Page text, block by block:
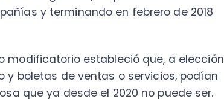
algunos aspectos claves sobre
que existen hoy en Chile, así que